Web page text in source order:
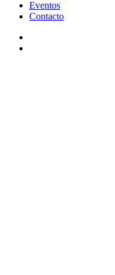
Eventos
Contacto